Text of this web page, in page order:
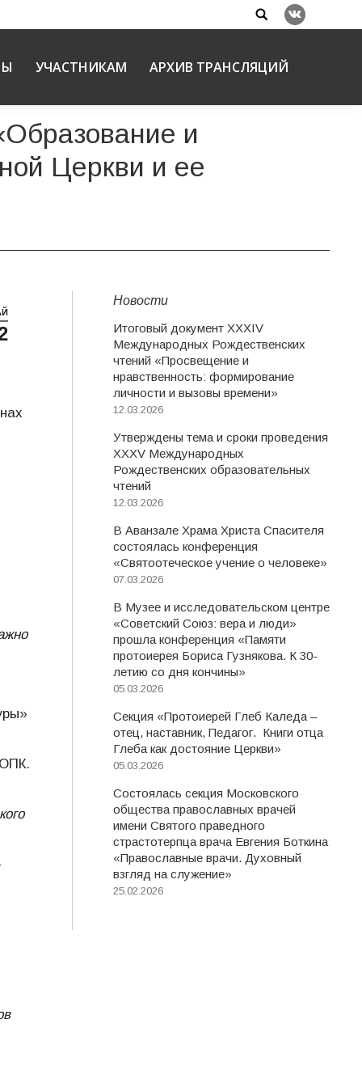
Search:
Вконтакте
УЧАСТНИКАМ АРХИВ ТРАНСЛЯЦИЙ
и
Церкви и ее
Новости
Итоговый документ XXХIV
Международных Рождественских
чтений «Просвещение и
нравственность: формирование
личности и вызовы времени»
12.03.2026
Утверждены тема и сроки проведения
XXXV Международных
Рождественских образовательных
чтений
12.03.2026
В Аванзале Храма Христа Спасителя
состоялась конференция
«Святоотеческое учение о человеке»
07.03.2026
В Музее и исследовательском центре
«Советский Союз: вера и люди»
прошла конференция «Памяти
протоиерея Бориса Гузнякова. К 30-
летию со дня кончины»
05.03.2026
Секция «Протоиерей Глеб Каледа –
отец, наставник, Педагог. Книги отца
Глеба как достояние Церкви»
05.03.2026
Состоялась секция Московского
общества православных врачей
имени Святого праведного
страстотерпца врача Евгения Боткина
«Православные врачи. Духовный
взгляд на служение»
25.02.2026